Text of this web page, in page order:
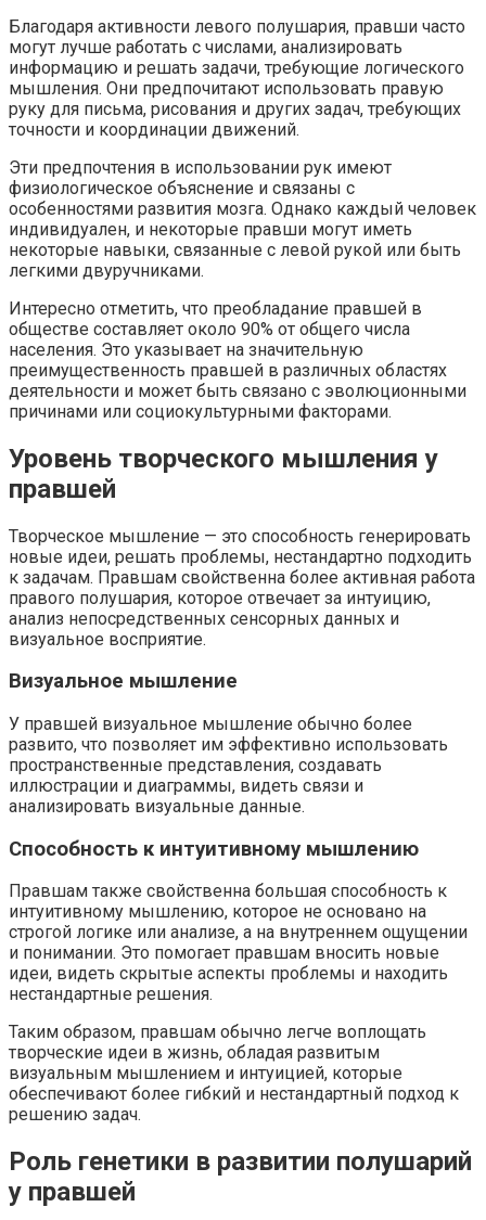
Благодаря активности левого полушария, правши часто
могут лучше работать с числами, анализировать
информацию и решать задачи, требующие логического
мышления. Они предпочитают использовать правую
руку для письма, рисования и других задач, требующих
точности и координации движений.
Эти предпочтения в использовании рук имеют
физиологическое объяснение и связаны с
особенностями развития мозга. Однако каждый человек
индивидуален, и некоторые правши могут иметь
некоторые навыки, связанные с левой рукой или быть
легкими двуручниками.
Интересно отметить, что преобладание правшей в
обществе составляет около 90% от общего числа
населения. Это указывает на значительную
преимущественность правшей в различных областях
деятельности и может быть связано с эволюционными
причинами или социокультурными факторами.
Уровень творческого мышления у
правшей
Творческое мышление — это способность генерировать
новые идеи, решать проблемы, нестандартно подходить
к задачам. Правшам свойственна более активная работа
правого полушария, которое отвечает за интуицию,
анализ непосредственных сенсорных данных и
визуальное восприятие.
Визуальное мышление
У правшей визуальное мышление обычно более
развито, что позволяет им эффективно использовать
пространственные представления, создавать
иллюстрации и диаграммы, видеть связи и
анализировать визуальные данные.
Способность к интуитивному мышлению
Правшам также свойственна большая способность к
интуитивному мышлению, которое не основано на
строгой логике или анализе, а на внутреннем ощущении
и понимании. Это помогает правшам вносить новые
идеи, видеть скрытые аспекты проблемы и находить
нестандартные решения.
Таким образом, правшам обычно легче воплощать
творческие идеи в жизнь, обладая развитым
визуальным мышлением и интуицией, которые
обеспечивают более гибкий и нестандартный подход к
решению задач.
Роль генетики в развитии полушарий
у правшей